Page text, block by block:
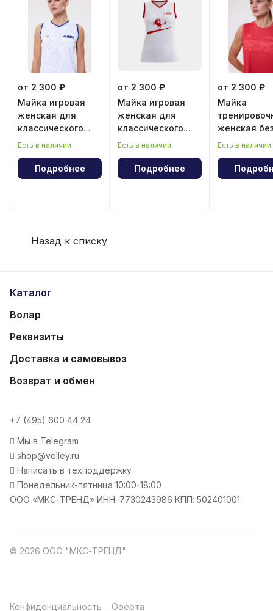
от 2 300 ₽
Майка игровая
женская для
классического
волейбола
Есть в наличии
Подробнее
от 2 300 ₽
Майка игровая
женская для
классического
волейбола "Год
Есть в наличии
Подробнее
от 2 300 ₽
Майка
женская
рукава
Есть в наличии
Назад к списку
Каталог
Волар
Реквизиты
Доставка и самовывоз
Возврат и обмен
+7 (495) 600 44 24
Мы в Telegram
shop@volley.ru
Написать в техподдержку
Понедельник-пятница 10:00-18:00
ООО «МКС-ТРЕНД» ИНН: 7730243986 КПП: 502401001
© 2026 ООО "МКС-ТРЕНД"
Конфиденциальность Оферта